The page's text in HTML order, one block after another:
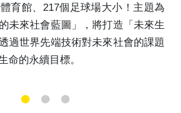
稱日本三大連立式平山城，因為位
又稱為虎伏城。自江戶時代的內郭
立的圍牆）附近有一部分現今已變
庭園、歷史館以及動物園等值得參
1 2 3